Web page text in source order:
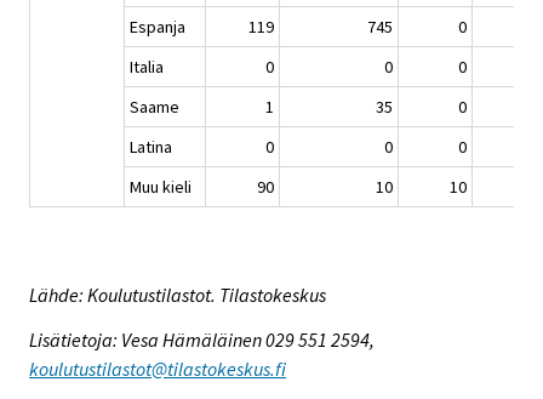
Espanja
119 745 0
Italia
0 0 0
Saame
1 35
0
Latina
0 0 0
Muu kieli
90 10 10
Lähde: Koulutustilastot. Tilastokeskus
Lisätietoja: Vesa Hämäläinen 029 551 2594,
koulutustilastot@tilastokeskus.fi